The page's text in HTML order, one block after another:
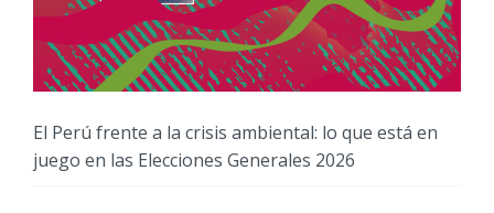
El Perú frente a la crisis ambiental: lo que está en
juego en las Elecciones Generales 2026